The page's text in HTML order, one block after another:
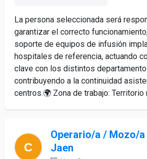
La persona seleccionada será
garantizar el correcto
soporte de equipos de infusión
hospitales de referencia, actuando
clave con los distintos
contribuyendo a la continuidad
centros.🌍 Zona de trabajo: Territorio
Operario/a / Mozo/
Jaen